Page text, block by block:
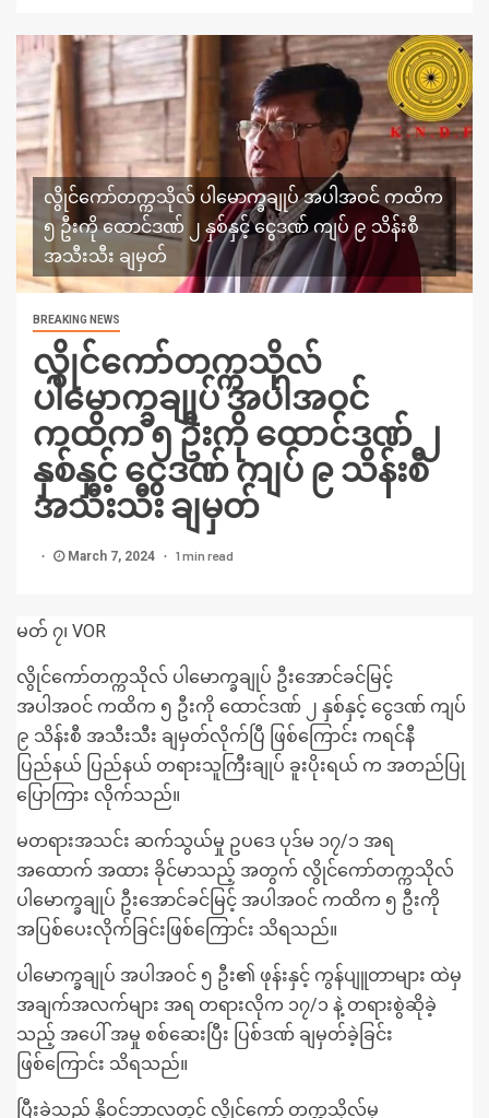
လွိုင်ကော်တက္ကသိုလ် ပါမောက္ခချုပ် အပါအဝင် ကထိက
၅ ဦးကို ထောင်ဒဏ် ၂ နှစ်နှင့် ငွေဒဏ် ကျပ် ၉ သိန်းစီ
အသီးသီး ချမှတ်
BREAKING NEWS
လွိုင်ကော်တက္ကသိုလ်
ပါမောက္ခချုပ် အပါအဝင်
ကထိက ၅ ဦးကို ထောင်ဒဏ် ၂
နှစ်နှင့် ငွေဒဏ် ကျပ် ၉ သိန်းစီ
အသီးသီး ချမှတ်
March 7, 2024 1 min read
မတ် ၇၊ VOR
လွိုင်ကော်တက္ကသိုလ် ပါမောက္ခချုပ် ဦးအောင်ခင်မြင့်
အပါအဝင် ကထိက ၅ ဦးကို ထောင်ဒဏ် ၂ နှစ်နှင့် ငွေဒဏ် ကျပ်
၉ သိန်းစီ အသီးသီး ချမှတ်လိုက်ပြီ ဖြစ်ကြောင်း ကရင်နီ
ပြည်နယ် ပြည်နယ် တရားသူကြီးချုပ် ခူးပိုးရယ် က အတည်ပြု
ပြောကြား လိုက်သည်။
မတရားအသင်း ဆက်သွယ်မှု ဥပဒေ ပုဒ်မ ၁၇/၁ အရ
အထောက် အထား ခိုင်မာသည့် အတွက် လွိုင်ကော်တက္ကသိုလ်
ပါမောက္ခချုပ် ဦးအောင်ခင်မြင့် အပါအဝင် ကထိက ၅ ဦးကို
အပြစ်ပေးလိုက်ခြင်းဖြစ်ကြောင်း သိရသည်။
ပါမောက္ခချုပ် အပါအဝင် ၅ ဦး၏ ဖုန်းနှင့် ကွန်ပျူတာများ ထဲမှ
အချက်အလက်များ အရ တရားလိုက ၁၇/၁ နဲ့ တရားစွဲဆိုခဲ့
သည့် အပေါ် အမှု စစ်ဆေးပြီး ပြစ်ဒဏ် ချမှတ်ခဲ့ခြင်း
ဖြစ်ကြောင်း သိရသည်။
ပြီးခဲ့သည့် နိုဝင်ဘာလတွင် လွိုင်ကော် တက္ကသိုလ်မှ